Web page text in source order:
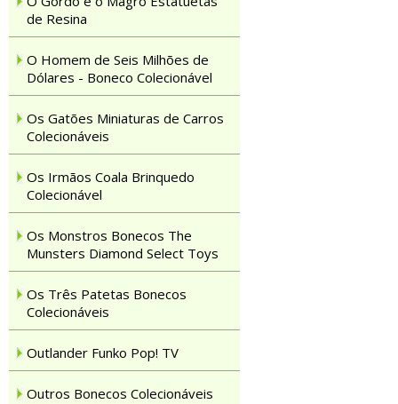
de Resina
O Homem de Seis Milhões de
Dólares - Boneco Colecionável
Os Gatões Miniaturas de Carros
Colecionáveis
Os Irmãos Coala Brinquedo
Colecionável
Os Monstros Bonecos The
Munsters Diamond Select Toys
Os Três Patetas Bonecos
Colecionáveis
Outlander Funko Pop! TV
Outros Bonecos Colecionáveis